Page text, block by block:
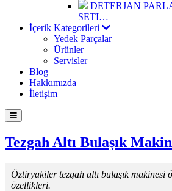
DETERJAN
SETI…
İçerik Kategorileri
Yedek Parçalar
Ürünler
Servisler
Blog
Hakkımızda
İletişim
Tezgah Altı Bulaşık
Öztiryakiler tezgah altı bulaşık makinesi
özellikleri.